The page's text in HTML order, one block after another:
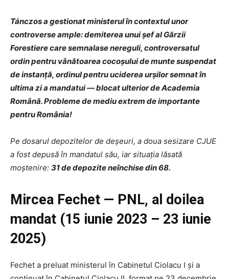
Tánczos a gestionat ministerul în contextul unor
controverse ample: demiterea unui șef al Gărzii
Forestiere care semnalase nereguli, controversatul
ordin pentru vânătoarea cocoșului de munte suspendat
de instanță, ordinul pentru uciderea urșilor semnat în
ultima zi a mandatui — blocat ulterior de Academia
Română. Probleme de mediu extrem de importante
pentru România!
Pe dosarul depozitelor de deșeuri, a doua sesizare CJUE
a fost depusă în mandatul său, iar situația lăsată
moștenire: 31 de depozite neînchise din 68.
Mircea Fechet — PNL, al doilea
mandat (15 iunie 2023 – 23 iunie
2025)
Fechet a preluat ministerul în Cabinetul Ciolacu I și a